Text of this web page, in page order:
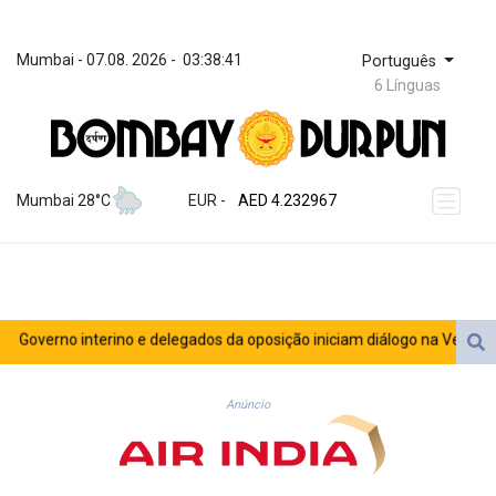
Mumbai - 07.08. 2026 - 03:38:41 Português
6 Línguas
Mumbai 28°C EUR -
ZWL 371.095165
AED 4.232967
AFN 75.479359
ARS 1728.428661
AUD 1.638336
AZN 1.961602
BAM 1.952566
BBD 2.320646
BDT 142.623742
interino e delegados da oposição iniciam diálogo na Venezuela
Anúncio